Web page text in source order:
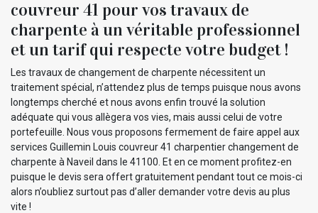
couvreur 41 pour vos travaux de
charpente à un véritable professionnel
et un tarif qui respecte votre budget !
Les travaux de changement de charpente nécessitent un
traitement spécial, n’attendez plus de temps puisque nous avons
longtemps cherché et nous avons enfin trouvé la solution
adéquate qui vous allègera vos vies, mais aussi celui de votre
portefeuille. Nous vous proposons fermement de faire appel aux
services Guillemin Louis couvreur 41 charpentier changement de
charpente à Naveil dans le 41100. Et en ce moment profitez-en
puisque le devis sera offert gratuitement pendant tout ce mois-ci
alors n’oubliez surtout pas d’aller demander votre devis au plus
vite !